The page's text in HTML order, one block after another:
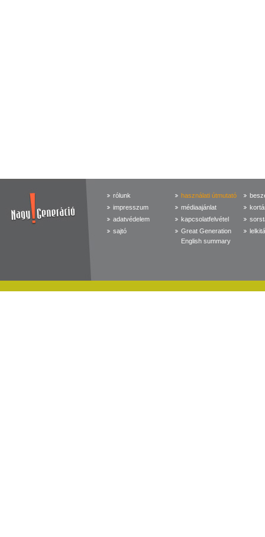
rólunk
impresszum
adatvédelem
sajtó
használati útmutató
médiaajánlat
kapcsolatfelvétel
Great Generation
English summary